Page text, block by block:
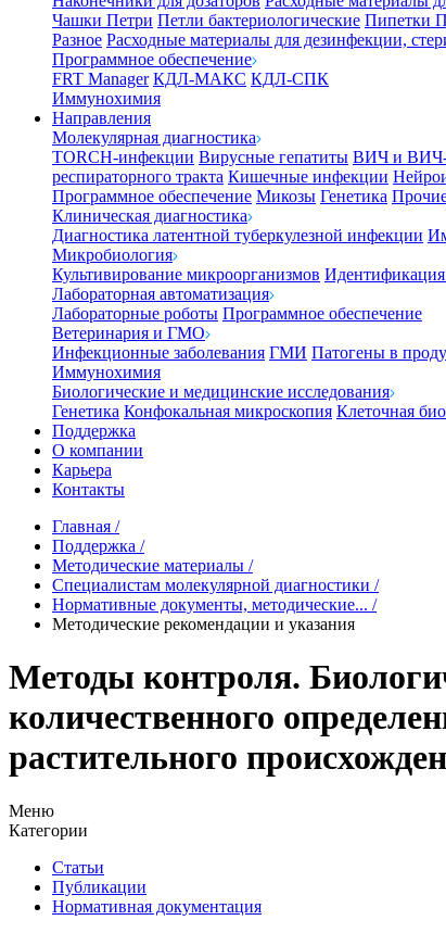
Чашки Петри Петли бактериологические Пипетки
Разное Расходные материалы для дезинфекции,
Программное обеспечение
FRT Manager КДЛ-МАКС КДЛ-СПК
Иммунохимия
Направления
Молекулярная диагностика
TORCH-инфекции Вирусные гепатиты ВИЧ и ВИЧ-
респираторного тракта Кишечные инфекции
Программное обеспечение Микозы Генетика
Клиническая диагностика
Диагностика латентной туберкулезной инфекции
Микробиология
Культивирование микроорганизмов
Лабораторная автоматизация
Лабораторные роботы Программное обеспечение
Ветеринария и ГМО
Инфекционные заболевания ГМИ Патогены в
Иммунохимия
Биологические и медицинские исследования
Генетика Конфокальная микроскопия Клеточная
Поддержка
О компании
Карьера
Контакты
Главная /
Поддержка /
Методические материалы /
Специалистам молекулярной диагностики /
Нормативные документы, методические... /
Методические рекомендации и указания
Методы контроля.
количественного
растительного
Меню
Категории
Статьи
Публикации
Нормативная документация